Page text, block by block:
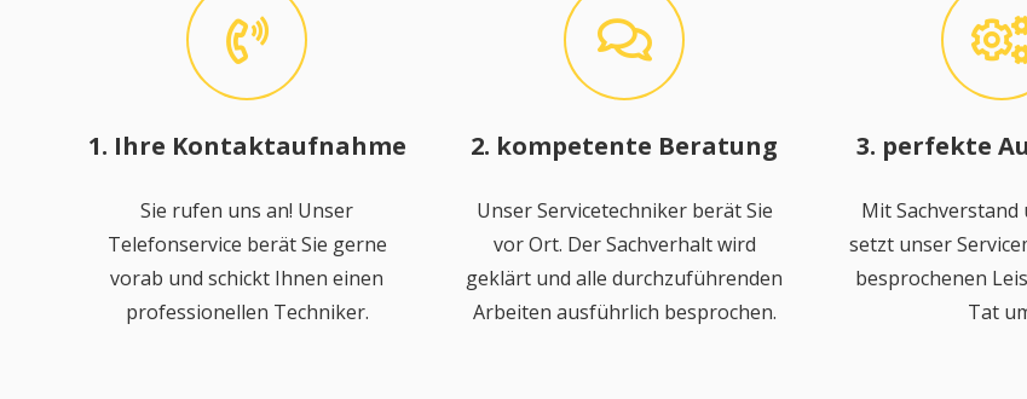
1. Ihre Kontaktaufnahme
Sie rufen uns an! Unser
Telefonservice berät Sie gerne
vorab und schickt Ihnen einen
professionellen Techniker.
2. kompetente Beratung
Unser Servicetechniker berät Sie
vor Ort. Der Sachverhalt wird
geklärt und alle durchzuführenden
Arbeiten ausführlich besprochen.
3. perfekte
Mit Sachverstand
setzt unser
besprochenen
Tat